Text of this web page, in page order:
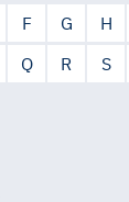
F G H
Q R S